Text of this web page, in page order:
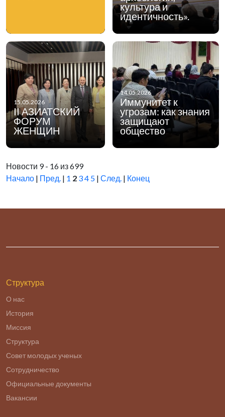
культура и
идентичность».
15.05.2026
II АЗИАТСКИЙ
ФОРУМ
ЖЕНЩИН
14.05.2026
Иммунитет к
угрозам: как знания
защищают
общество
Новости 9 - 16 из 699
Начало | Пред. | 1 2 34 5 | След. | Конец
Структура
О нас
История
Миссия
Структура
Совет молодых ученых
Сотрудничество
Официальные документы
Вакансии